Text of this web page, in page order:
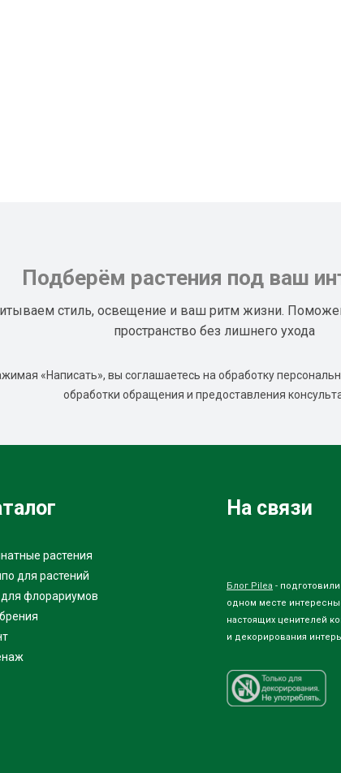
Подберём растения под ваш
стиль, освещение и ваш ритм жизни.
пространство без лишнего ухода
«Написать», вы соглашаетесь на обработку
обработки обращения и предоставления
растения
для растений
флорариумов
На связи
Блог Pilea -
одном месте
настоящих ценителей
и декорирования